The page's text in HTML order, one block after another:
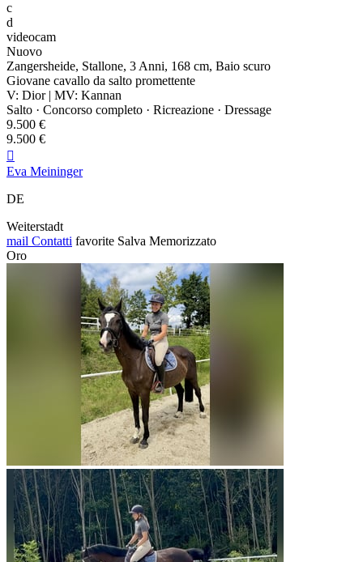
c
d
videocam
Nuovo
Zangersheide, Stallone, 3 Anni, 168 cm, Baio scuro
Giovane cavallo da salto promettente
V: Dior | MV: Kannan
Salto · Concorso completo · Ricreazione · Dressage
9.500 €
9.500 €

Eva Meininger
DE
Weiterstadt
mail Contatti favorite Salva Memorizzato
Oro